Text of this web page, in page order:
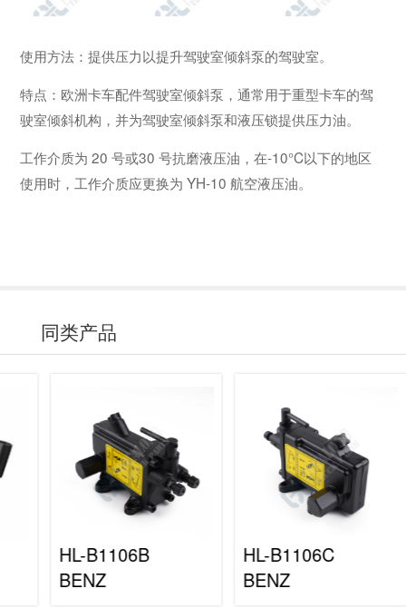
使用方法：提供压力以提升驾驶室倾斜泵的驾驶室。
特点：欧洲卡车配件驾驶室倾斜泵，通常用于重型卡车的驾
驶室倾斜机构，并为驾驶室倾斜泵和液压锁提供压力油。
工作介质为 20 号或30 号抗磨液压油，在-10°C以下的地区
使用时，工作介质应更换为 YH-10 航空液压油。
同类产品
HL-B1106B
BENZ
HL-B1106C
BENZ